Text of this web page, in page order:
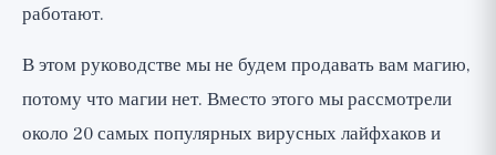
работают.
В этом руководстве мы не будем продавать вам магию,
потому что магии нет. Вместо этого мы рассмотрели
около 20 самых популярных вирусных лайфхаков и